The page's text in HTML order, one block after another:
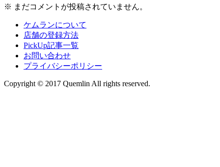
※ まだコメントが投稿されていません。
ケムランについて
店舗の登録方法
PickUp記事一覧
お問い合わせ
プライバシーポリシー
Copyright © 2017 Quemlin All rights reserved.